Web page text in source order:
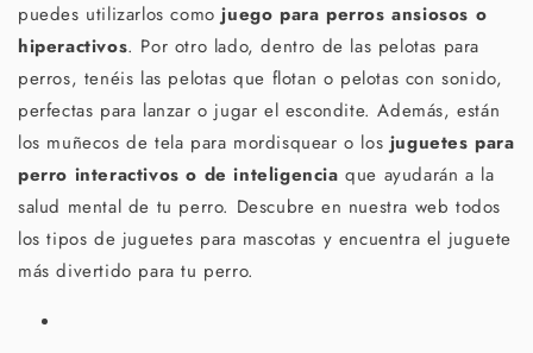
puedes utilizarlos comojuego para perros ansiosos o
hiperactivos. Por otro lado, dentro de las pelotas para
perros, tenéis las pelotas que flotan o pelotas con sonido,
perfectas para lanzar o jugar el escondite. Además, están
los muñecos de tela para mordisquear o los juguetes para
perro interactivos o de inteligencia que ayudarán a la
salud mental de tu perro. Descubre en nuestra web todos
los tipos de juguetes para mascotas y encuentra el juguete
más divertido para tu perro.